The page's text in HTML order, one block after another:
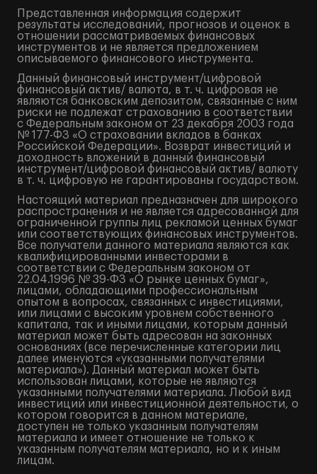
Представленная информация содержит
результаты исследований, прогнозов и оценок в
отношении рассматриваемых финансовых
инструментов и не является предложением
описываемого финансового инструмента.
Данный финансовый инструмент/цифровой
финансовый актив/ валюта, в т. ч. цифровая не
являются банковским депозитом, связанные с ним
риски не подлежат страхованию в соответствии
с Федеральным законом от 23 декабря 2003 года
№ 177-ФЗ «О страховании вкладов в банках
Российской Федерации». Возврат инвестиций и
доходность вложений в данный финансовый
инструмент/цифровой финансовый актив/ валюту
в т. ч. цифровую не гарантированы государством.
Настоящий материал предназначен для широкого
распространения и не является адресованной для
ограниченной группы лиц рекламой ценных бумаг
или соответствующих финансовых инструментов.
Все получатели данного материала являются как
квалифицированными инвесторами в
соответствии с Федеральным законом от
22.04.1996 № 39-ФЗ «О рынке ценных бумаг»,
лицами, обладающими профессиональным
опытом в вопросах, связанных с инвестициями,
или лицами с высоким уровнем собственного
капитала, так и иными лицами, которым данный
материал может быть адресован на законных
основаниях (все перечисленные категории лиц
далее именуются «указанными получателями
материала»). Данный материал может быть
использован лицами, которые не являются
указанными получателями материала. Любой вид
инвестиций или инвестиционной деятельности, о
котором говорится в данном материале,
доступен не только указанным получателям
материала и имеет отношение не только к
указанным получателям материала, но и к иным
лицам.